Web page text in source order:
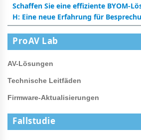
Schaffen Sie eine effiziente BYOM-
H: Eine neue Erfahrung für
Klassenzimmer
ProAV Lab
AV-Lösungen
Technische Leitfäden
Firmware-Aktualisierungen
Fallstudie